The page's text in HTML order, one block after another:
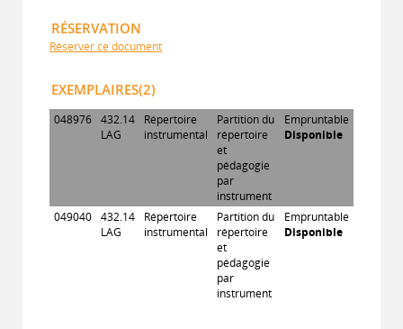
RÉSERVATION
Réserver ce document
EXEMPLAIRES(2)
048976 432.14
LAG
Répertoire
instrumental
Partition du
répertoire
et
pédagogie
par
instrument
Empruntable
Disponible
049040 432.14
LAG
Répertoire
instrumental
Partition du
répertoire
et
pédagogie
par
instrument
Empruntable
Disponible